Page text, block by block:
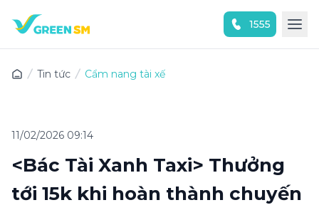
1555
Tin tức Cẩm nang tài xế
11/02/2026 09:14
<Bác Tài Xanh Taxi> Thưởng
tới 15k khi hoàn thành chuyến